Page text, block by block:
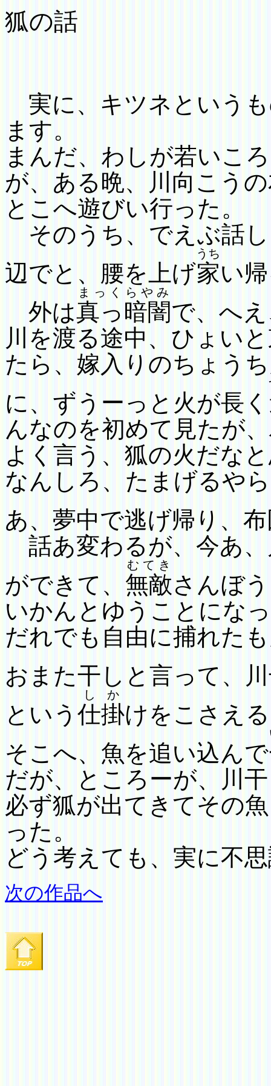
狐の話
実に、キツネという
ます。
まんだ、わしが若いこ
が、 ある晩、川向こう
とこへ遊びい行った。
そのうち、でえぶ話
辺でと、 腰を上げ家
うち
い
外は真っ暗闇
まっくらやみ
で、へ
川を渡る途中、ひょい
たら、 嫁入りのちょう
に、ずうーっと火が長く
んなのを初めて見たが
よく言う、狐の火だな
なんしろ、たまげるや
あ、 夢中で逃げ帰り、
話あ変わるが、今あ
ができて、 無敵
むてき
さんぼ
いかんとゆうことにな
だれでも自由に捕れた
おまた干しと言って、
という 仕掛
しか
けをこさえ
そこへ、魚を追い込んで
だが、
ところーが、川
必ず狐が出てきてその
った。
どう考えても、実に不
次の作品へ